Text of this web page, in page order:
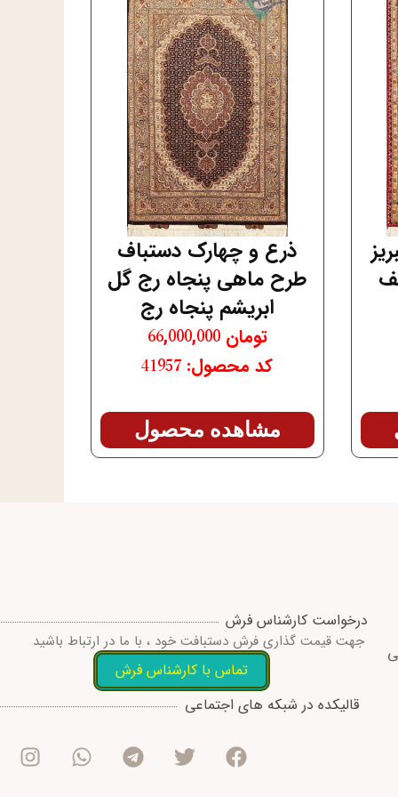
ذرع و چهارک دستباف
طرح ماهی پنجاه رج گل
ابریشم پنجاه رج
تومان 66,000,000
کد محصول: 41957
مشاهده محصول
درخواست کارشناس فرش
جهت قیمت گذاری فرش دستبافت خود ، با ما در ارتباط باشید
تماس با کارشناس فرش
قالیکده در شبکه های اجتماعی
F
c
e
T
i
t
T
l
e
W
a
t
I
s
t